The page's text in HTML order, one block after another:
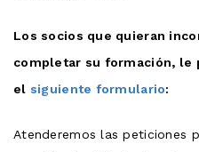
Los socios que quieran
completar su formación, le
el siguiente formulario:
Atenderemos las peticiones